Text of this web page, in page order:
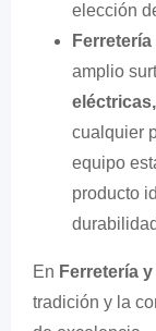
elección
amplio
cualquier
equipo
producto
En Ferretería
tradición y la